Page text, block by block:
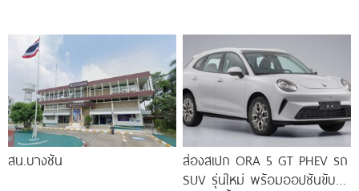
สน.บางชัน
ส่องสเปก ORA 5 GT PHEV รถ
SUV รุ่นใหม่ พร้อมออปชันขับขี่